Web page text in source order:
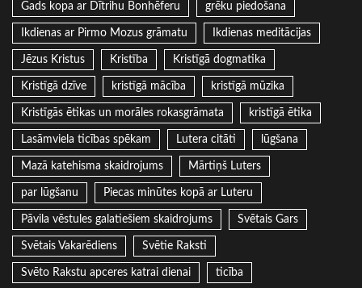
Gads kopa ar Dītrihu Bonhēferu grēku piedošana
Ikdienas ar Pirmo Mozus grāmatu Ikdienas meditācijas
Jēzus Kristus Kristība Kristīgā dogmatika
Kristīgā dzīve kristīgā mācība kristīgā mūzika
Kristīgās ētikas un morāles rokasgrāmata kristīgā ētika
Lasāmviela ticības spēkam Lutera citāti lūgšana
Mazā katehisma skaidrojums Mārtiņš Luters
par lūgšanu Piecas minūtes kopā ar Luteru
Pāvila vēstules galatiešiem skaidrojums Svētais Gars
Svētais Vakarēdiens Svētie Raksti
Svēto Rakstu apceres katrai dienai ticība